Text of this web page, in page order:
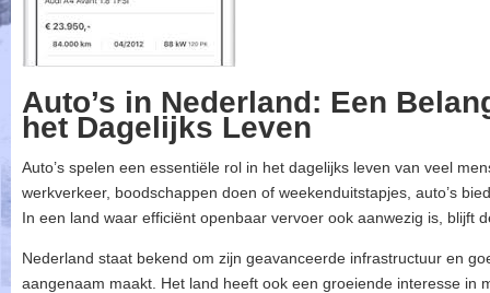
Auto’s in Nederland: Een
het Dagelijks Leven
Auto’s spelen een essentiële rol in het dagelijks leven van veel
werkverkeer, boodschappen doen of weekenduitstapjes, auto’s
In een land waar efficiënt openbaar vervoer ook aanwezig is, blijft
Nederland staat bekend om zijn geavanceerde infrastructuur en
aangenaam maakt. Het land heeft ook een groeiende interesse in